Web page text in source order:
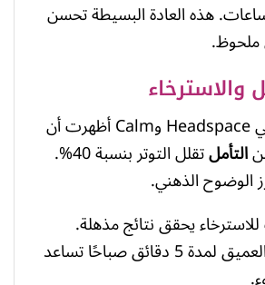
هذه العادة البسيطة تحسن
ملحوظ.
والاسترخاء
مقارنة بين تطبيقي Headspace وCalm أظهرت أن
التأمل تقلل التوتر بنسبة 40%.
الوضوح الذهني.
يحقق نتائج مذهلة.
جلسات التنفس العميق لمدة 5 دقائق صباحًا تساعد